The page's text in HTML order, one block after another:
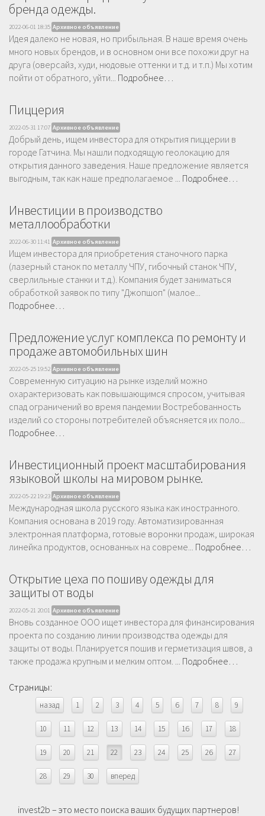
бренда одежды.
2022-06-01 18:35 Архивное объявление
Идея далеко не новая, но прибыльная. В наше время очень
много новых брендов, и в основном они все похожи друг на
друга (оверсайз, худи, нюдовые оттенки и т.д. и т.п.) Мы хотим
пойти от обратного, уйти... Подробнее…
Пиццерия
2022-05-31 17:07 Архивное объявление
Добрый день, ищем инвестора для открытия пиццерии в
городе Гатчина. Мы нашли подходящую геолокацию для
открытия данного заведения. Наше предложение является
выгодным, так как наше предполагаемое ... Подробнее…
Инвестиции в производство
металлообработки
2022-06-30 11:41 Архивное объявление
Ищем инвестора для приобретения станочного парка
(лазерный станок по металлу ЧПУ, гибочный станок ЧПУ,
сверлильные станки и т.д.). Компания будет заниматься
обработкой заявок по типу "Джопшоп" (малое...
Подробнее…
Предложение услуг комплекса по ремонту и
продаже автомобильных шин
2022-05-25 19:52 Архивное объявление
Современную ситуацию на рынке изделий можно
охарактеризовать как повышающимся спросом, учитывая
спад ограничений во время пандемии Востребованность
изделий со стороны потребителей объясняется их поло...
Подробнее…
Инвестиционный проект масштабирования
языковой школы на мировом рынке.
2022-05-22 19:23 Архивное объявление
Международная школа русского языка как иностранного.
Компания основана в 2019 году. Автоматизированная
электронная платформа, готовые воронки продаж, широкая
линейка продуктов, основанных на совреме... Подробнее…
Открытие цеха по пошиву одежды для
защиты от воды
2022-05-21 20:01 Архивное объявление
Вновь созданное ООО ищет инвестора для финансирования
проекта по созданию линии производства одежды для
защиты от воды. Планируется пошив и герметизация швов, а
также продажа крупным и мелким оптом. ... Подробнее…
Страницы:
назад 1 2 3 4 5 6 7 8 9
10 11 12 13 14 15 16 17 18
19 20 21 22 23 24 25 26 27
28 29 30 вперед
invest2b – это место поиска ваших будущих партнеров!